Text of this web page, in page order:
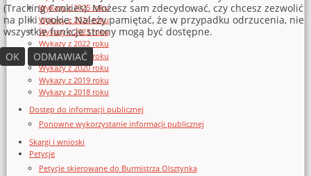
Wykazy z 2025 roku
Wykazy z 2024 roku
Wykazy z 2023 roku
Wykazy z 2022 roku
Wykazy z 2021 roku
Wykazy z 2020 roku
Wykazy z 2019 roku
Wykazy z 2018 roku
Dostęp do informacji publicznej
Ponowne wykorzystanie informacji publicznej
Skargi i wnioski
Petycje
Petycje skierowane do Burmistrza Olsztynka
(Tracking Cookies). Możesz sam zdecydować, czy chcesz zezwolić
na pliki cookie. Należy pamiętać, że w przypadku odrzucenia, nie
wszystkie funkcje strony mogą być dostępne.
OK
ODMAWIAĆ